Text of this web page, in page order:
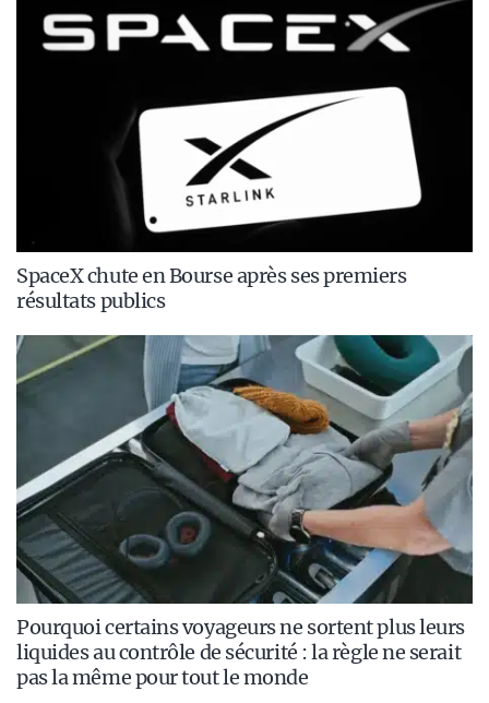
SpaceX chute en Bourse après ses premiers
résultats publics
Pourquoi certains voyageurs ne sortent plus leurs
liquides au contrôle de sécurité : la règle ne serait
pas la même pour tout le monde